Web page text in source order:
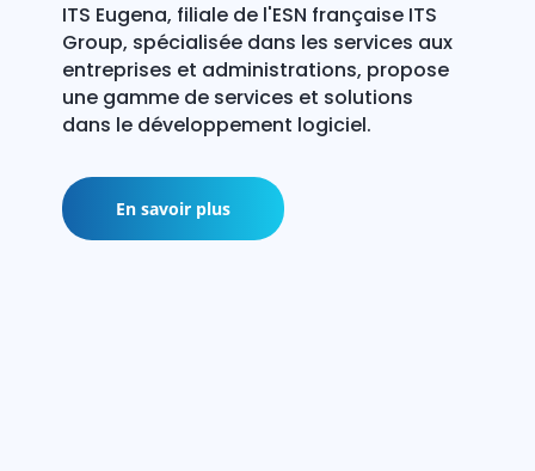
ITS Eugena, filiale de l'ESN française ITS
Group, spécialisée dans les services aux
entreprises et administrations, propose
une gamme de services et solutions
dans le développement logiciel.
En savoir plus